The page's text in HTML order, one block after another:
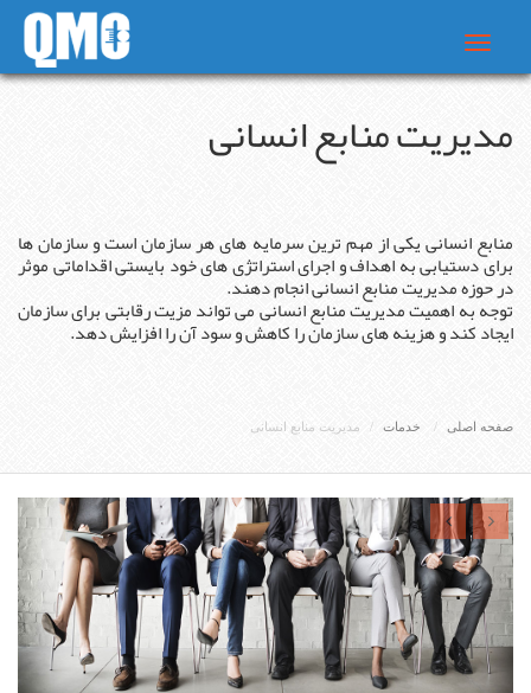
Toggle
مدیریت منابع انسانی
منابع انسانی یکی از مهم ترین سرمایه های هر سازمان است و سازمان ها
برای دستیابی به اهداف و اجرای استراتژی های خود بایستی اقداماتی موثر
در حوزه مدیریت منابع انسانی انجام دهند.
توجه به اهمیت مدیریت منابع انسانی می تواند مزیت رقابتی برای سازمان
ایجاد کند و هزینه‌ های سازمان را کاهش و سود آن را افزایش دهد.
صفحه اصلی خدمات مدیریت منابع انسانی